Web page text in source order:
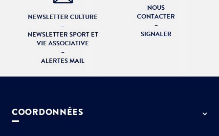
NEWSLETTER CULTURE
–
NEWSLETTER SPORT ET
VIE ASSOCIATIVE
–
ALERTES MAIL
NOUS
CONTACTER
–
SIGNALER
COORDONNÉES